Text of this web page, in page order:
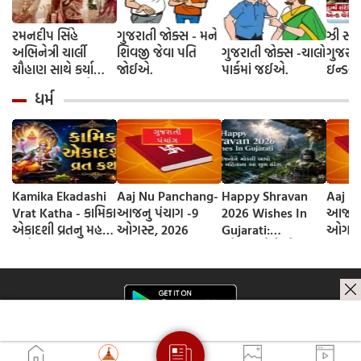
રમનદીપ સિંહે
અભિનેત્રી ચાર્લી
ચૌહાણ સાથે કર્યા
લગ્ન, જશ્નમાં ક્રિકેટ
જગતના કલાકારોની
હાજરી
ગુજરાતી જોક્સ - મને
શિવજી જેવા પતિ
જોઈએ.
ગુજરાતી જોક્સ -ચાલો
પાર્કમાં જઈએ.
ઝી
ચેરી'
રિલીઝ
ધર્મ
Kamika Ekadashi
Vrat Katha - કામિકા
એકાદશી વ્રતનુ મહત્વ
Aaj Nu Panchang-
આજનુ પંચાગ -9
ઓગસ્ટ, 2026
Happy Shravan
2026 Wishes In
Gujarati:
આપો શ્રાવણ
મહિનાના આ શુભ
સંદેશ
Aaj
આજનુ